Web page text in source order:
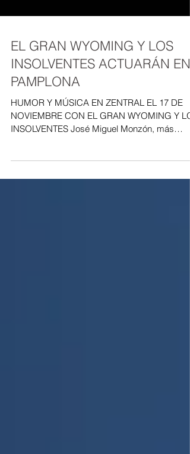
EL GRAN WYOMING Y LOS
INSOLVENTES ACTUARÁN EN
PAMPLONA
HUMOR Y MÚSICA EN ZENTRAL EL 17 DE
INSOLVENTES José Miguel Monzón, más